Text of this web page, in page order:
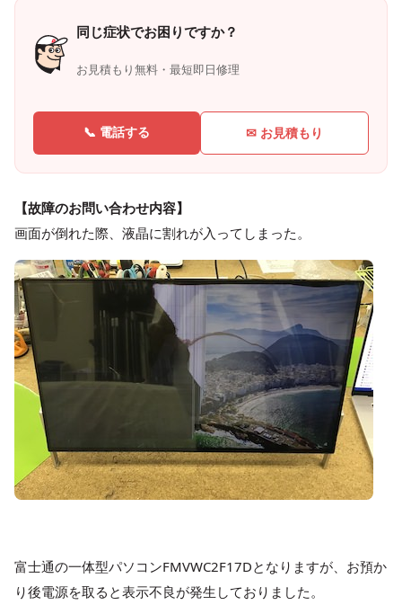
同じ症状でお困りですか？
お見積もり無料・最短即日修理
📞 電話する ✉ お見積もり
【故障のお問い合わせ内容】
画面が倒れた際、液晶に割れが入ってしまった。
富士通の一体型パソコンFMVWC2F17Dとなりますが、お預か
り後電源を取ると表示不良が発生しておりました。